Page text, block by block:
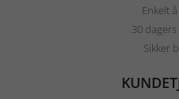
Enkelt
30
Sikker